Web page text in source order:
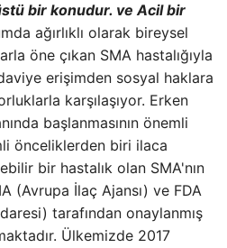
bir konudur. ve Acil bir
ağırlıklı olarak bireysel
öne çıkan SMA hastalığıyla
erişimden sosyal haklara
karşılaşıyor. Erken
başlanmasının önemli
önceliklerden biri ilaca
bir hastalık olan SMA'nın
(Avrupa İlaç Ajansı) ve FDA
tarafından onaylanmış
Ülkemizde 2017